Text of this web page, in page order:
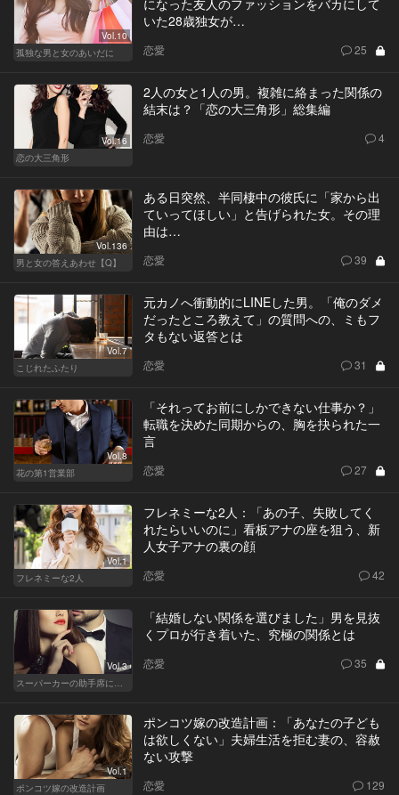
Vol.10
孤独な男と女のあいだに
いた28歳独女が…
恋愛 25
Vol.16
恋の大三角形
2人の女と1人の男。複雑に絡まった関係の
結末は？「恋の大三角形」総集編
恋愛 4
Vol.136
男と女の答えあわせ【Q】
ある日突然、半同棲中の彼氏に「家から出
ていってほしい」と告げられた女。その理
由は…
恋愛 39
Vol.7
こじれたふたり
元カノへ衝動的にLINEした男。「俺のダメ
だったところ教えて」の質問への、ミもフ
タもない返答とは
恋愛 31
Vol.8
花の第1営業部
「それってお前にしかできない仕事か？」
転職を決めた同期からの、胸を抉られた一
言
恋愛 27
Vol.1
フレネミーな2人
フレネミーな2人：「あの子、失敗してく
れたらいいのに」看板アナの座を狙う、新
人女子アナの裏の顔
恋愛 42
Vol.3
「結婚しない関係を選びました」男を見抜
くプロが行き着いた、究極の関係とは
恋愛 35
Vol.1
ポンコツ嫁の改造計画
ポンコツ嫁の改造計画：「あなたの子ども
は欲しくない」夫婦生活を拒む妻の、容赦
ない攻撃
恋愛 129